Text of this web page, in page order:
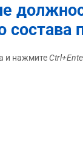
состава
и нажмите